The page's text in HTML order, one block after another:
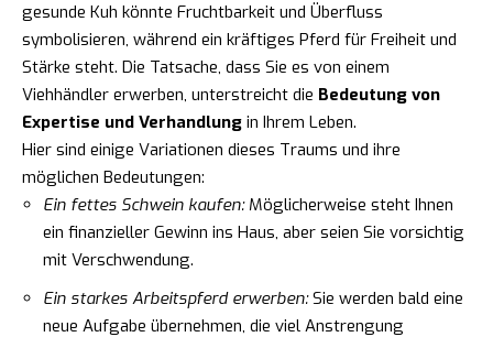
gesunde Kuh könnte Fruchtbarkeit und Überfluss
symbolisieren, während ein kräftiges Pferd für Freiheit und
Stärke steht. Die Tatsache, dass Sie es von einem
Viehhändler erwerben, unterstreicht die Bedeutung von
Expertise und Verhandlung in Ihrem Leben.
Hier sind einige Variationen dieses Traums und ihre
möglichen Bedeutungen:
Ein fettes Schwein kaufen:Möglicherweise steht Ihnen
ein finanzieller Gewinn ins Haus, aber seien Sie vorsichtig
mit Verschwendung.
Ein starkes Arbeitspferd erwerben:Sie werden bald eine
neue Aufgabe übernehmen, die viel Anstrengung